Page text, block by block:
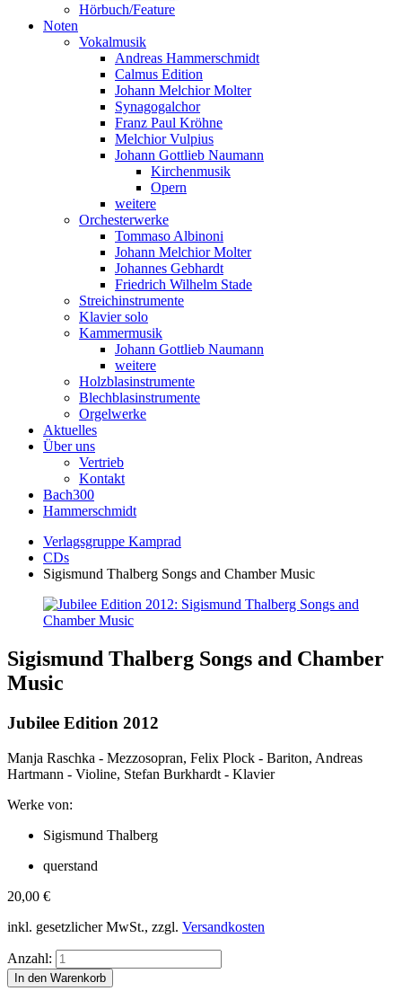
Hörbuch/Feature
Noten
Vokalmusik
Andreas Hammerschmidt
Calmus Edition
Johann Melchior Molter
Synagogalchor
Franz Paul Kröhne
Melchior Vulpius
Johann Gottlieb Naumann
Kirchenmusik
Opern
weitere
Orchesterwerke
Tommaso Albinoni
Johann Melchior Molter
Johannes Gebhardt
Friedrich Wilhelm Stade
Streichinstrumente
Klavier solo
Kammermusik
Johann Gottlieb Naumann
weitere
Holzblasinstrumente
Blechblasinstrumente
Orgelwerke
Aktuelles
Über uns
Vertrieb
Kontakt
Bach300
Hammerschmidt
Verlagsgruppe Kamprad
CDs
Sigismund Thalberg Songs and Chamber Music
Sigismund Thalberg Songs and Chamber
Music
Jubilee Edition 2012
Manja Raschka - Mezzosopran, Felix Plock - Bariton, Andreas
Hartmann - Violine, Stefan Burkhardt - Klavier
Werke von:
Sigismund Thalberg
querstand
20,00 €
inkl. gesetzlicher MwSt., zzgl. Versandkosten
Anzahl: